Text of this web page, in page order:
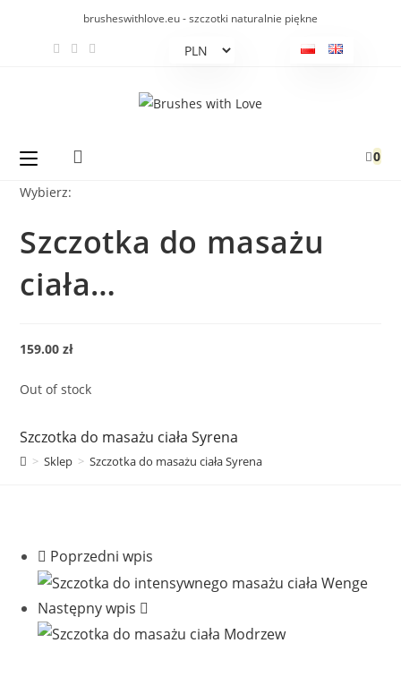
brusheswithlove.eu - szczotki naturalnie piękne
0
Wybierz:
Szczotka do masażu
ciała…
159.00zł
Out of stock
Szczotka do masażu ciała Syrena
> Sklep > Szczotka do masażu ciała Syrena
Poprzedni wpis
Następny wpis